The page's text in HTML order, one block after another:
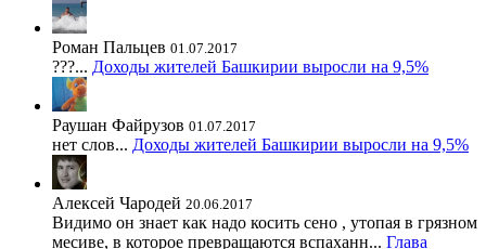
Роман Пальцев 01.07.2017
???... Доходы жителей Башкирии выросли на 9,5%
Раушан Файрузов 01.07.2017
нет слов... Доходы жителей Башкирии выросли на 9,5%
Алексей Чародей 20.06.2017
Видимо он знает как надо косить сено , утопая в грязном
месиве, в которое превращаются вспаханн... Глава